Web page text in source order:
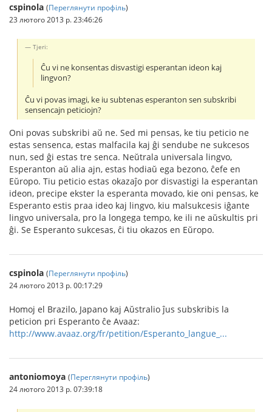
cspinola (Переглянути профіль)
23 лютого 2013 р. 23:46:26
Tjeri:
Ĉu vi ne konsentas disvastigi esperantan ideon kaj
lingvon?
Ĉu vi povas imagi, ke iu subtenas esperanton sen subskribi
sensencajn peticiojn?
Oni povas subskribi aŭ ne. Sed mi pensas, ke tiu peticio ne
estas sensenca, estas malfacila kaj ĝi sendube ne sukcesos
nun, sed ĝi estas tre senca. Neŭtrala universala lingvo,
Esperanton aŭ alia ajn, estas hodiaŭ ega bezono, ĉefe en
Eŭropo. Tiu peticio estas okazaĵo por disvastigi la esperantan
ideon, precipe ekster la esperanta movado, kie oni pensas, ke
Esperanto estis praa ideo kaj lingvo, kiu malsukcesis iĝante
lingvo universala, pro la longega tempo, ke ili ne aŭskultis pri
ĝi. Se Esperanto sukcesas, ĉi tiu okazos en Eŭropo.
cspinola (Переглянути профіль)
24 лютого 2013 р. 00:17:29
Homoj el Brazilo, Japano kaj Aŭstralio ĵus subskribis la
peticion pri Esperanto ĉe Avaaz:
http://www.avaaz.org/fr/petition/Esperanto_langue_...
antoniomoya (Переглянути профіль)
24 лютого 2013 р. 07:39:18